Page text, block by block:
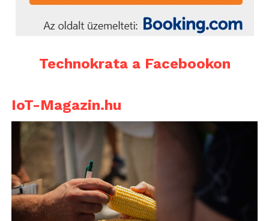
Technokrata a Facebookon
IoT-Magazin.hu